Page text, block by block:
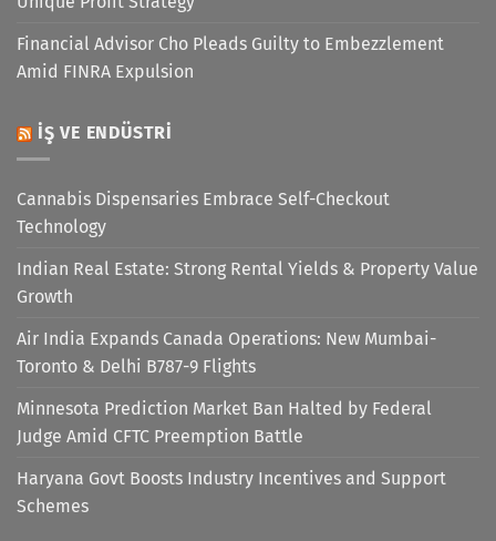
Financial Advisor Cho Pleads Guilty to Embezzlement
Amid FINRA Expulsion
İŞ VE ENDÜSTRI
Cannabis Dispensaries Embrace Self-Checkout
Technology
Indian Real Estate: Strong Rental Yields & Property Value
Growth
Air India Expands Canada Operations: New Mumbai-
Toronto & Delhi B787-9 Flights
Minnesota Prediction Market Ban Halted by Federal
Judge Amid CFTC Preemption Battle
Haryana Govt Boosts Industry Incentives and Support
Schemes